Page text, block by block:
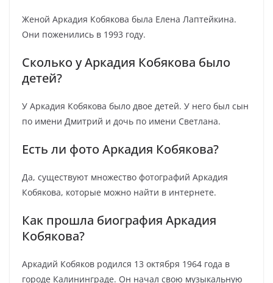
Женой Аркадия Кобякова была Елена Лаптейкина.
Они поженились в 1993 году.
Сколько у Аркадия Кобякова было
детей?
У Аркадия Кобякова было двое детей. У него был сын
по имени Дмитрий и дочь по имени Светлана.
Есть ли фото Аркадия Кобякова?
Да, существуют множество фотографий Аркадия
Кобякова, которые можно найти в интернете.
Как прошла биография Аркадия
Кобякова?
Аркадий Кобяков родился 13 октября 1964 года в
городе Калининграде. Он начал свою музыкальную